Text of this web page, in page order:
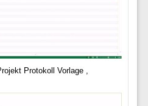
Protokoll Vorlage ,